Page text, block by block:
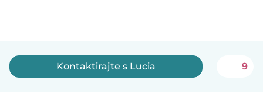
Kontaktirajte s Lucia 9